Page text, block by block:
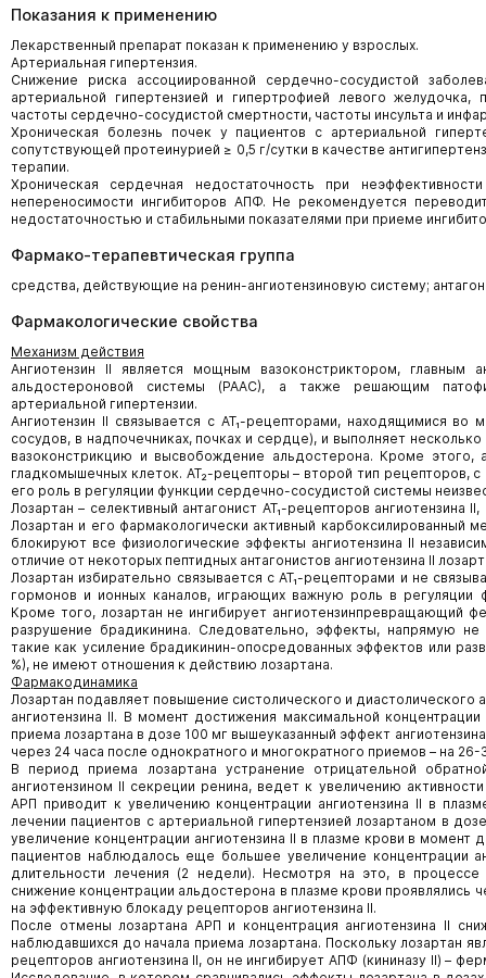
Показания к применению
Лекарственный препарат показан к применению у взрослых.
Артериальная гипертензия.
Снижение риска ассоциированной сердечно-сосудистой
артериальной гипертензией и гипертрофией левого
частоты сердечно-сосудистой смертности, частоты инсульта и
Хроническая болезнь почек у пациентов с артериальной
сопутствующей протеинурией ≥ 0,5 г/сутки в качестве
терапии.
Хроническая сердечная недостаточность при
непереносимости ингибиторов АПФ. Не рекомендуется
недостаточностью и стабильными показателями при приеме
Фармако-терапевтическая группа
средства, действующие на ренин-ангиотензиновую систему;
Фармакологические свойства
Механизм действия
Ангиотензин II является мощным вазоконстриктором, главным
альдостероновой системы (РААС), а также решающим
артериальной гипертензии.
Ангиотензин II связывается с АТ₁-рецепторами, находящимися во
сосудов, в надпочечниках, почках и сердце), и выполняет
вазоконстрикцию и высвобождение альдостерона. Кроме этого,
гладкомышечных клеток. АТ₂-рецепторы – второй тип рецепторов,
его роль в регуляции функции сердечно-сосудистой системы
Лозартан – селективный антагонист АТ₁-рецепторов ангиотензина
Лозартан и его фармакологически активный карбоксилированный
блокируют все физиологические эффекты ангиотензина II
отличие от некоторых пептидных антагонистов ангиотензина II
Лозартан избирательно связывается с АТ₁-рецепторами и не
гормонов и ионных каналов, играющих важную роль в регуляции
Кроме того, лозартан не ингибирует ангиотензинпревращающий
разрушение брадикинина. Следовательно, эффекты, напрямую
такие как усиление брадикинин-опосредованных эффектов или
%), не имеют отношения к действию лозартана.
Фармакодинамика
Лозартан подавляет повышение систолического и диастолического
ангиотензина II. В момент достижения максимальной
приема лозартана в дозе 100 мг вышеуказанный эффект
через 24 часа после однократного и многократного приемов – на 26-
В период приема лозартана устранение отрицательной
ангиотензином II секреции ренина, ведет к увеличению
АРП приводит к увеличению концентрации ангиотензина II в
лечении пациентов с артериальной гипертензией лозартаном в
увеличение концентрации ангиотензина II в плазме крови в момент
пациентов наблюдалось еще большее увеличение концентрации
длительности лечения (2 недели). Несмотря на это, в процессе
снижение концентрации альдостерона в плазме крови проявлялись
на эффективную блокаду рецепторов ангиотензина II.
После отмены лозартана АРП и концентрация ангиотензина II
наблюдавшихся до начала приема лозартана. Поскольку лозартан
рецепторов ангиотензина II, он не ингибирует АПФ (кининазу II) –